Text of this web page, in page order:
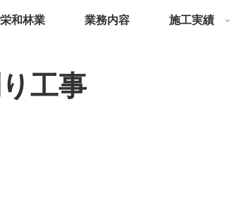
栄和林業 業務内容 施工実績
工事